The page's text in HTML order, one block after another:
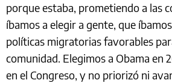
porque estaba, prometiendo a las
íbamos a elegir a gente, que
políticas migratorias favorables
comunidad. Elegimos a Obama en
en el Congreso, y no priorizó ni